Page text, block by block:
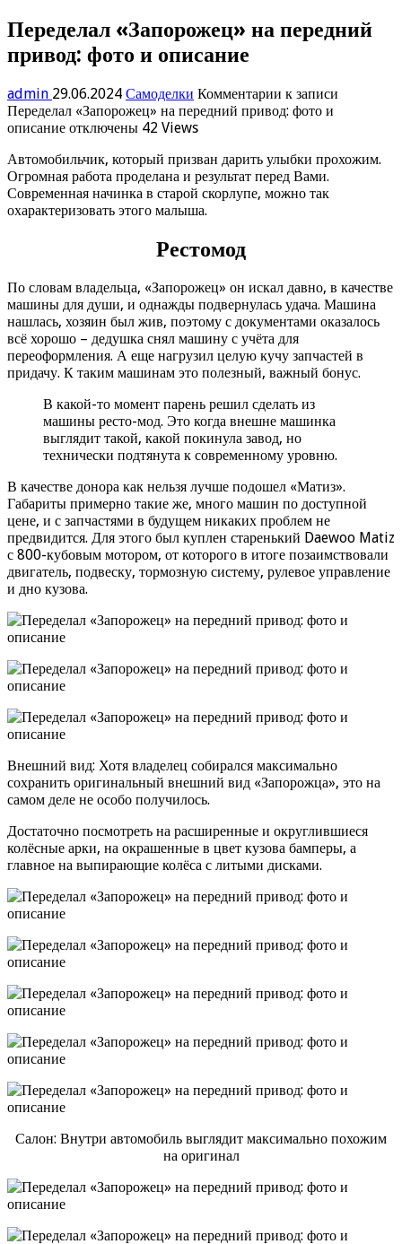
Переделал «Запорожец» на передний
привод: фото и описание
admin 29.06.2024 Самоделки Комментарии к записи
Переделал «Запорожец» на передний привод: фото и
описание отключены 42 Views
Автомобильчик, который призван дарить улыбки прохожим.
Огромная работа проделана и результат перед Вами.
Современная начинка в старой скорлупе, можно так
охарактеризовать этого малыша.
Рестомод
По словам владельца, «Запорожец» он искал давно, в качестве
машины для души, и однажды подвернулась удача. Машина
нашлась, хозяин был жив, поэтому с документами оказалось
всё хорошо – дедушка снял машину с учёта для
переоформления. А еще нагрузил целую кучу запчастей в
придачу. К таким машинам это полезный, важный бонус.
В какой-то момент парень решил сделать из
машины ресто-мод. Это когда внешне машинка
выглядит такой, какой покинула завод, но
технически подтянута к современному уровню.
В качестве донора как нельзя лучше подошел «Матиз».
Габариты примерно такие же, много машин по доступной
цене, и с запчастями в будущем никаких проблем не
предвидится. Для этого был куплен старенький Daewoo Matiz
с 800-кубовым мотором, от которого в итоге позаимствовали
двигатель, подвеску, тормозную систему, рулевое управление
и дно кузова.
Внешний вид: Хотя владелец собирался максимально
сохранить оригинальный внешний вид «Запорожца», это на
самом деле не особо получилось.
Достаточно посмотреть на расширенные и округлившиеся
колёсные арки, на окрашенные в цвет кузова бамперы, а
главное на выпирающие колёса с литыми дисками.
Салон: Внутри автомобиль выглядит максимально похожим
на оригинал